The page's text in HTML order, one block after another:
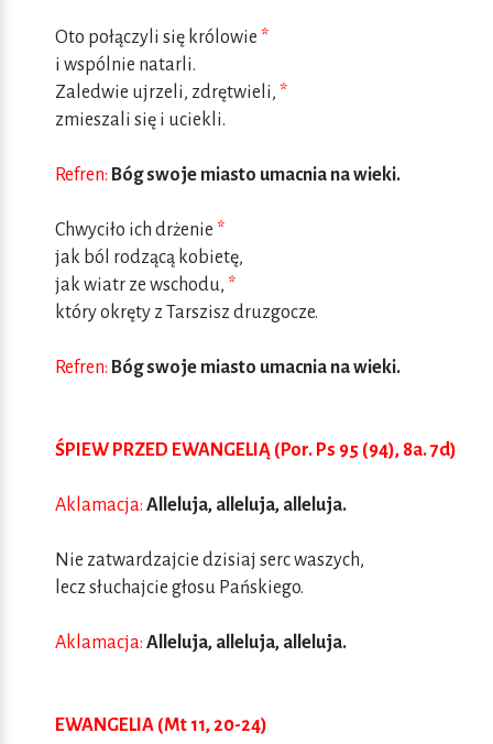
Oto połączyli się królowie *
i wspólnie natarli.
Zaledwie ujrzeli, zdrętwieli, *
zmieszali się i uciekli.
Refren: Bóg swoje miasto umacnia na wieki.
Chwyciło ich drżenie *
jak ból rodzącą kobietę,
jak wiatr ze wschodu, *
który okręty z Tarszisz druzgocze.
Refren: Bóg swoje miasto umacnia na wieki.
ŚPIEW PRZED EWANGELIĄ (Por. Ps 95 (94), 8a. 7d)
Aklamacja: Alleluja, alleluja, alleluja.
Nie zatwardzajcie dzisiaj serc waszych,
lecz słuchajcie głosu Pańskiego.
Aklamacja: Alleluja, alleluja, alleluja.
EWANGELIA (Mt 11, 20-24)